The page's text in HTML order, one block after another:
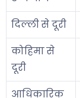
दिल्ली से दूरी
कोहिमा से
दूरी
आधिकारिक